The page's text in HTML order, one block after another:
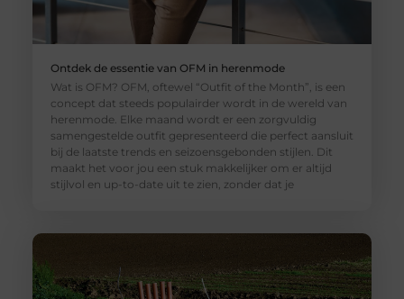
Ontdek de essentie van OFM in herenmode
Wat is OFM? OFM, oftewel “Outfit of the Month”, is een
concept dat steeds populairder wordt in de wereld van
herenmode. Elke maand wordt er een zorgvuldig
samengestelde outfit gepresenteerd die perfect aansluit
bij de laatste trends en seizoensgebonden stijlen. Dit
maakt het voor jou een stuk makkelijker om er altijd
stijlvol en up-to-date uit te zien, zonder dat je